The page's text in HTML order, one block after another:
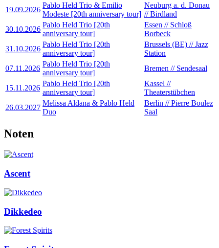
19.09.2026
Pablo Held Trio & Emilio
Modeste [20th anniversary tour]
Neuburg a. d. Donau
// Birdland
30.10.2026
Pablo Held Trio [20th
anniversary tour]
Essen // Schloß
Borbeck
31.10.2026
Pablo Held Trio [20th
anniversary tour]
Brussels (BE) // Jazz
Station
07.11.2026
Pablo Held Trio [20th
anniversary tour]
Bremen // Sendesaal
15.11.2026
Pablo Held Trio [20th
anniversary tour]
Kassel //
Theaterstübchen
26.03.2027
Melissa Aldana & Pablo Held
Duo
Berlin // Pierre Boulez
Saal
Noten
Ascent
Dikkedeo